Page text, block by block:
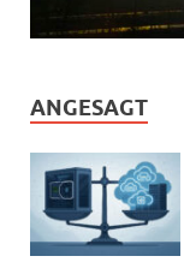
ANGESAGT